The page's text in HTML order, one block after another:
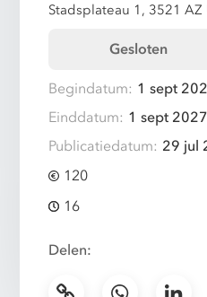
Stadsplateau 1, 3521
Gesloten
Begindatum: 1 sept
Einddatum: 1 sept 2027
Publicatiedatum: 29 jul
120
16
Delen: